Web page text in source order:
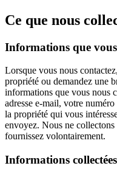
Ce que nous
Informations que
Lorsque vous nous
propriété ou demandez une
informations que vous nous
adresse e-mail, votre
la propriété qui vous
envoyez. Nous ne
fournissez volontairement.
Informations